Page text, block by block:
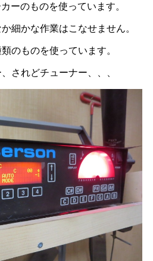
ーのものを使っています。
細かな作業はこなせません。
のものを使っています。
されどチューナー、、、